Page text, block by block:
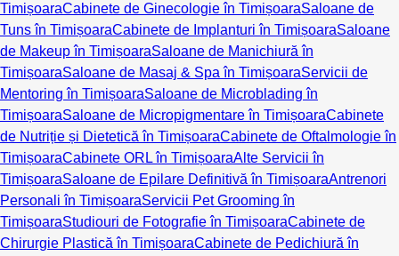
TimișoaraCabinete de Ginecologie în TimișoaraSaloane de
Tuns în TimișoaraCabinete de Implanturi în TimișoaraSaloane
de Makeup în TimișoaraSaloane de Manichiură în
TimișoaraSaloane de Masaj & Spa în TimișoaraServicii de
Mentoring în TimișoaraSaloane de Microblading în
TimișoaraSaloane de Micropigmentare în TimișoaraCabinete
de Nutriție și Dietetică în TimișoaraCabinete de Oftalmologie în
TimișoaraCabinete ORL în TimișoaraAlte Servicii în
TimișoaraSaloane de Epilare Definitivă în TimișoaraAntrenori
Personali în TimișoaraServicii Pet Grooming în
TimișoaraStudiouri de Fotografie în TimișoaraCabinete de
Chirurgie Plastică în TimișoaraCabinete de Pedichiură în